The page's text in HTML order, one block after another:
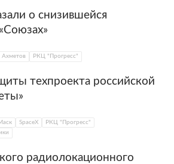
о снизившейся
Ахметов РКЦ "Прогресс"
техпроекта российской
SpaceX
РКЦ "Прогресс"
радиолокационного